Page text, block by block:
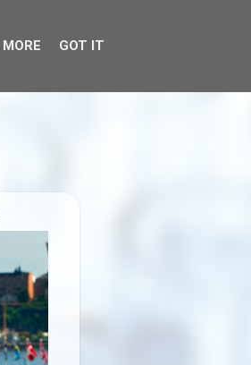
GOT IT